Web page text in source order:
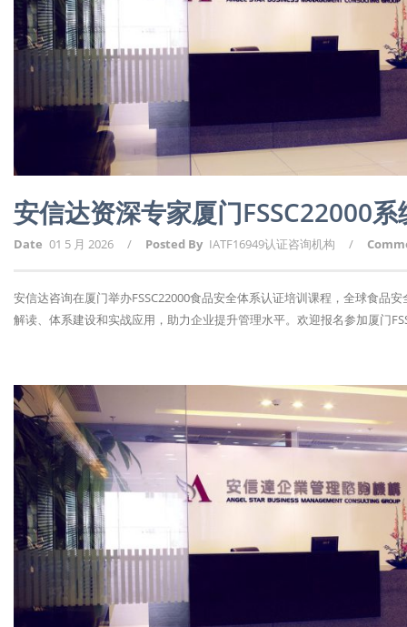
安信达资深专家厦门FSSC22000
Date 01 5 月 2026 / Posted By IATF16949认证咨询机构 /
安信达咨询在厦门举办FSSC22000食品安全体系认证培训课程，全球食品
解读、体系建设和实战应用，助力企业提升管理水平。欢迎报名参加厦门